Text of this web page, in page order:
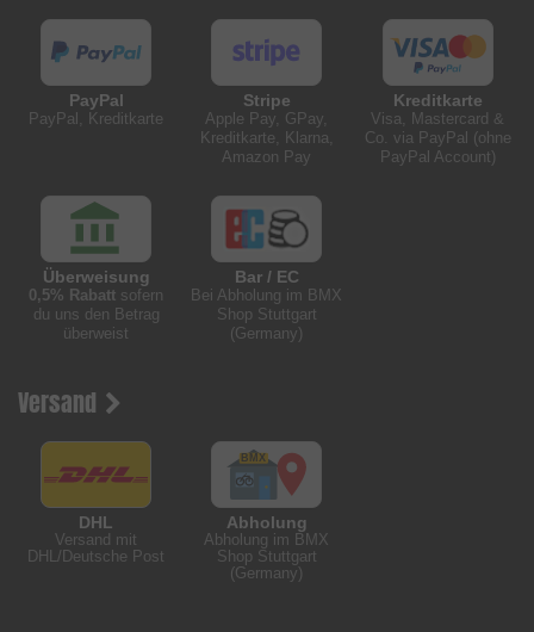
PayPal
PayPal, Kreditkarte
Stripe
Apple Pay, GPay,
Kreditkarte, Klarna,
Amazon Pay
Kreditkarte
Visa, Mastercard &
Co. via PayPal (ohne
PayPal Account)
Überweisung
0,5% Rabatt sofern
du uns den Betrag
überweist
Bar / EC
Bei Abholung im BMX
Shop Stuttgart
(Germany)
Versand
DHL
Versand mit
DHL/Deutsche Post
Abholung
Abholung im BMX
Shop Stuttgart
(Germany)